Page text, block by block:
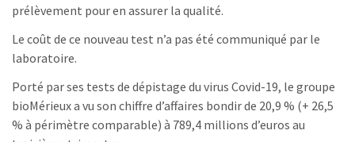
prélèvement pour en assurer la qualité.
Le coût de ce nouveau test n’a pas été communiqué par le
laboratoire.
Porté par ses tests de dépistage du virus Covid-19, le groupe
bioMérieux a vu son chiffre d’affaires bondir de 20,9 % (+ 26,5
% à périmètre comparable) à 789,4 millions d’euros au